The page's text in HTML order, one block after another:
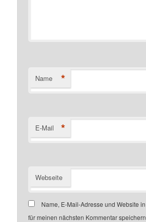
Name *
E-Mail *
Webseite
Name, E-Mail-Adresse und Website
für meinen nächsten Kommentar